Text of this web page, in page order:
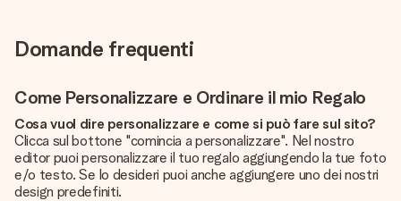
Domande frequenti
Come Personalizzare e Ordinare il mio Regalo
Cosa vuol dire personalizzare e come si può fare sul sito?
Clicca sul bottone "comincia a personalizzare". Nel nostro
editor puoi personalizzare il tuo regalo aggiungendo la tue foto
e/o testo. Se lo desideri puoi anche aggiungere uno dei nostri
design predefiniti.